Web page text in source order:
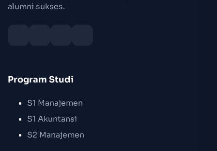
alumni sukses.
Program Studi
S1 Manajemen
S1 Akuntansi
S2 Manajemen